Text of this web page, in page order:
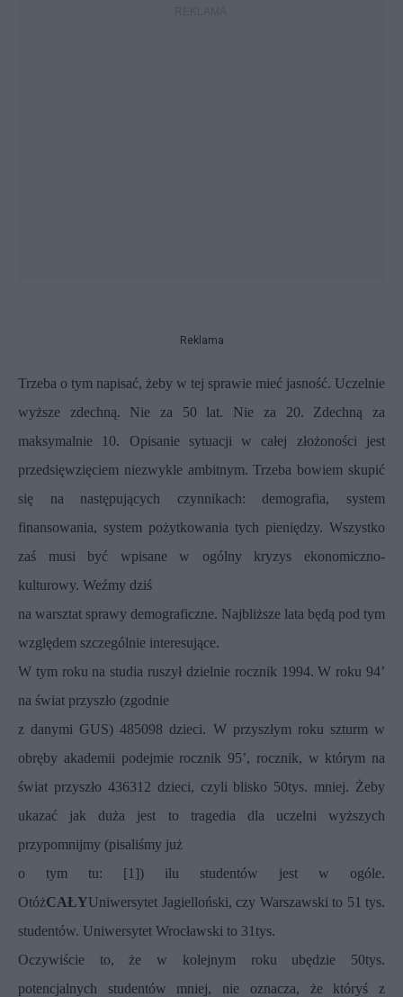
Reklama
Trzeba o tym napisać, żeby w tej sprawie mieć jasność. Uczelnie
wyższe zdechną. Nie za 50 lat. Nie za 20. Zdechną za
maksymalnie 10. Opisanie sytuacji w całej złożoności jest
przedsięwzięciem niezwykle ambitnym. Trzeba bowiem skupić
się na następujących czynnikach: demografia, system
finansowania, system pożytkowania tych pieniędzy. Wszystko
zaś musi być wpisane w ogólny kryzys ekonomiczno-
kulturowy. Weźmy dziś
na warsztat sprawy demograficzne. Najbliższe lata będą pod tym
względem szczególnie interesujące.
W tym roku na studia ruszył dzielnie rocznik 1994. W roku 94’
na świat przyszło (zgodnie
z danymi GUS) 485098 dzieci. W przyszłym roku szturm w
obręby akademii podejmie rocznik 95’, rocznik, w którym na
świat przyszło 436312 dzieci, czyli blisko 50tys. mniej. Żeby
ukazać jak duża jest to tragedia dla uczelni wyższych
przypomnijmy (pisaliśmy już
o tym tu: [1]) ilu studentów jest w ogóle.
OtóżCAŁYUniwersytet Jagielloński, czy Warszawski to 51 tys.
studentów. Uniwersytet Wrocławski to 31tys.
Oczywiście to, że w kolejnym roku ubędzie 50tys.
potencjalnych studentów mniej, nie oznacza, że któryś z